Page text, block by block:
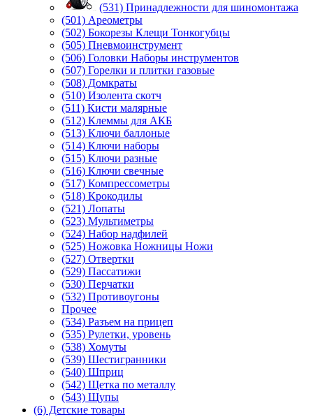
(531) Принадлежности для шиномонтажа
(501) Ареометры
(502) Бокорезы Клещи Тонкогубцы
(505) Пневмоинструмент
(506) Головки Наборы инструментов
(507) Горелки и плитки газовые
(508) Домкраты
(510) Изолента скотч
(511) Кисти малярные
(512) Клеммы для АКБ
(513) Ключи баллоные
(514) Ключи наборы
(515) Ключи разные
(516) Ключи свечные
(517) Компрессометры
(518) Крокодилы
(521) Лопаты
(523) Мультиметры
(524) Набор надфилей
(525) Ножовка Ножницы Ножи
(527) Отвертки
(529) Пассатижи
(530) Перчатки
(532) Противоугоны
Прочее
(534) Разъем на прицеп
(535) Рулетки, уровень
(538) Хомуты
(539) Шестигранники
(540) Шприц
(542) Щетка по металлу
(543) Щупы
(6) Детские товары